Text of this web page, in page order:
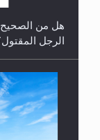
هل من الصحيح
الرجل